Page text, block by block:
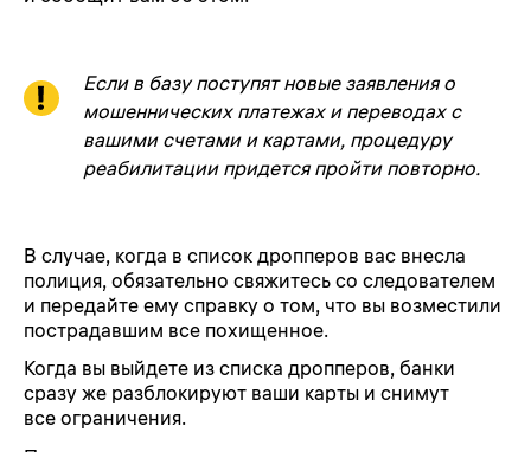
Если в базу поступят новые заявления о
мошеннических платежах и переводах с
вашими счетами и картами, процедуру
реабилитации придется пройти повторно.
В случае, когда в список дропперов вас внесла
полиция, обязательно свяжитесь со следователем
и передайте ему справку о том, что вы возместили
пострадавшим все похищенное.
Когда вы выйдете из списка дропперов, банки
сразу же разблокируют ваши карты и снимут
все ограничения.